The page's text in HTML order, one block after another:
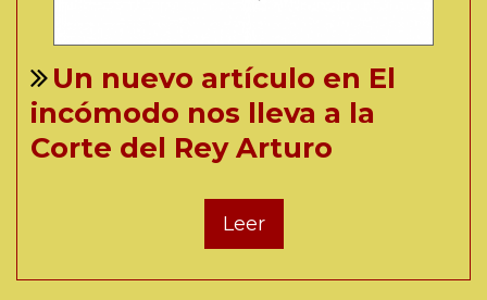
Un nuevo artículo en El
incómodo nos lleva a la
Corte del Rey Arturo
Leer